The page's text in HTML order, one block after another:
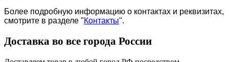
Более подробную информацию о контактах и реквизитах,
смотрите в разделе "Контакты".
Доставка во все города России